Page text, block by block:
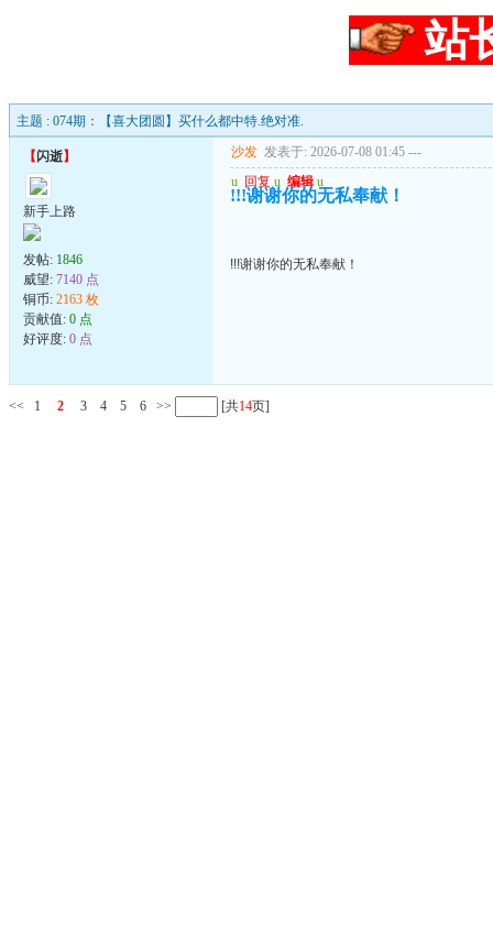
站
主题 : 074期：【喜大团圆】买什么都中特.绝对准.
【闪逝】
新手上路
发帖: 1846
威望: 7140 点
铜币: 2163 枚
贡献值: 0 点
好评度: 0 点
沙发 发表于: 2026-07-08 01:45 ---
u 回复 u 编辑 u
!!!谢谢你的无私奉献！
!!!谢谢你的无私奉献！
<< 1 2 3 4 5 6 >> [共14页]